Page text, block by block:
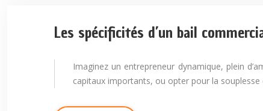
Les spécificités d’un bail
Imaginez un entrepreneur dynamique, plein
capitaux importants, ou opter pour la